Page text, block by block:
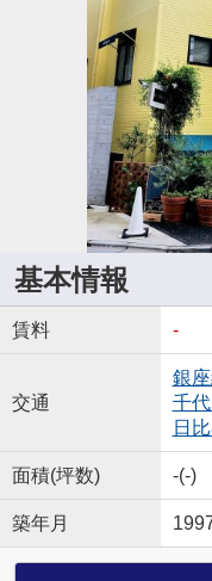
基本情報
賃料 -
交通
銀
千
日
面積(坪数) -(-)
築年月